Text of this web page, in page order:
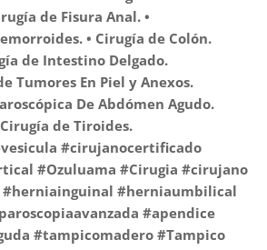
de Fisura Anal. •
• Cirugía de Colón.
de Intestino Delgado.
Tumores En Piel y Anexos.
De Abdómen Agudo.
de Tiroides.
#cirujanocertificado
#Ozuluama #Cirugia #cirujano
#herniaumbilical
#apendice
#tampicomadero #Tampico